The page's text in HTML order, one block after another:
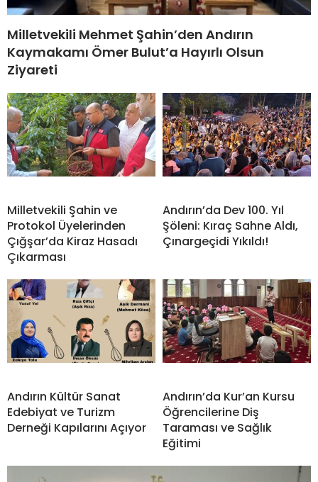
Milletvekili Mehmet Şahin’den Andırın
Kaymakamı Ömer Bulut’a Hayırlı Olsun
Ziyareti
Milletvekili Şahin ve
Protokol Üyelerinden
Çığşar’da Kiraz Hasadı
Çıkarması
Andırın’da Dev 100. Yıl
Şöleni: Kıraç Sahne Aldı,
Çınargeçidi Yıkıldı!
Andırın Kültür Sanat
Edebiyat ve Turizm
Derneği Kapılarını Açıyor
Andırın’da Kur’an Kursu
Öğrencilerine Diş
Taraması ve Sağlık
Eğitimi